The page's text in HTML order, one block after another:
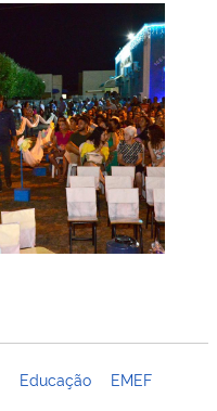
Educação
EMEF